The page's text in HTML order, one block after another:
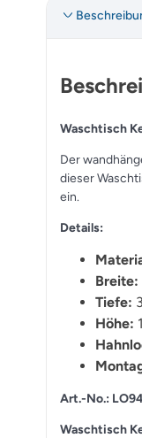
Waschtisch
Der
dieser
ein.
Details:
Breite:
Tiefe:
Höhe:
Art.-No.:
Waschtisch